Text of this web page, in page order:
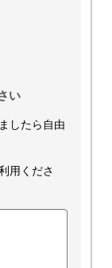
い
したら自由
用くださ